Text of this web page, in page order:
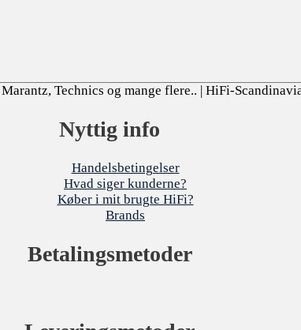
Technics og mange flere.. | HiFi-
Nyttig info
Handelsbetingelser
Hvad siger kunderne?
Køber i mit brugte HiFi?
Brands
Betalingsmetoder